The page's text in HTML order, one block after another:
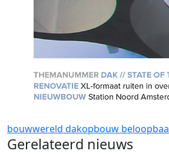
bouwwereld dakopbouw
Gerelateerd nieuws